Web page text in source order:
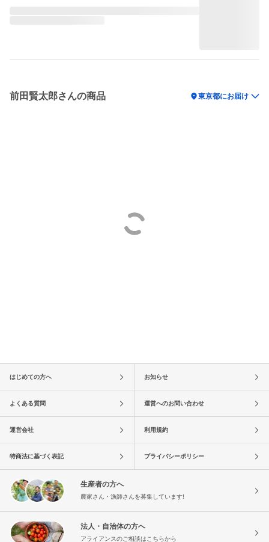
前田賢太郎さんの商品 location_on東京都にお届け
はじめての方へ お知らせ
よくある質問 運営へのお問い合わせ
運営会社 利用規約
特商法に基づく表記 プライバシーポリシー
生産者の方へ
農家さん・漁師さんを募集しています!
法人・自治体の方へ
アライアンスのご相談はこちらから